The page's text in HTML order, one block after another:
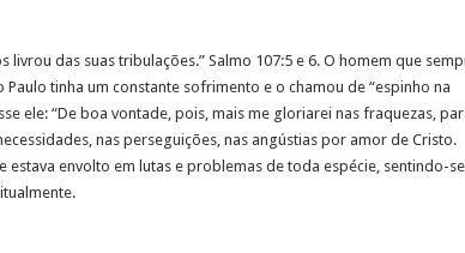
livrou das suas tribulações.” Salmo 107:5 e 6. O homem que
tinha um constante sofrimento e o chamou de “espinho na
ele: “De boa vontade, pois, mais me gloriarei nas fraquezas,
nas perseguições, nas angústias por amor de Cristo.
envolto em lutas e problemas de toda espécie, sentindo-se